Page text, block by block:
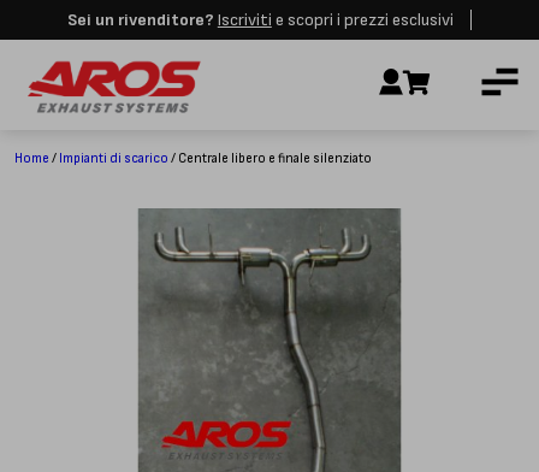
Sei un rivenditore? Iscriviti e scopri i prezzi esclusivi
IMPIANTI DI SCARICO
LAVORA CON NOI
CUSTOMER SERVICE
+39 348 4420254
Home / Impianti di scarico / Centrale libero e finale silenziato
Aros rimarrà chiusa per le festività dall'8 al 23 Agosto. I nuovi ordini